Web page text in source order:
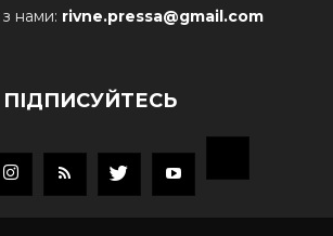
нами: rivne.pressa@gmail.com
ПІДПИСУЙТЕСЬ